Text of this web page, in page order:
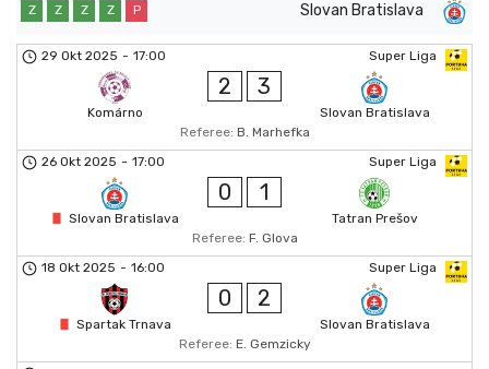
Slovan Bratislava
Z Z Z Z P
Super Liga
29 Okt 2025 - 17:00
Komárno
2 3
Slovan Bratislava
Referee: B. Marhefka
Super Liga
26 Okt 2025 - 17:00
Slovan Bratislava
0 1
Tatran Prešov
Referee: F. Glova
Super Liga
18 Okt 2025 - 16:00
Spartak Trnava
0 2
Slovan Bratislava
Referee: E. Gemzicky